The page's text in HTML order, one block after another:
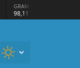
BITCOIN
$65077